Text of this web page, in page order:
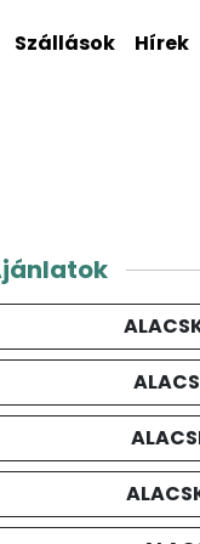
Szállások Hírek